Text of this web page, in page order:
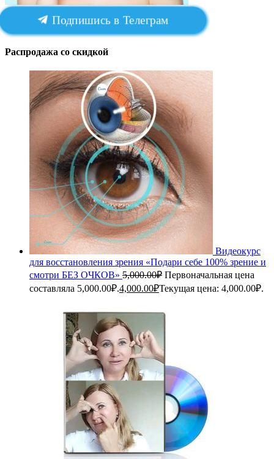
Подпишись в Телеграм
Распродажа со скидкой
Видеокурс
для восстановления зрения «Подари себе 100% зрение и
смотри БЕЗ ОЧКОВ» 5,000.00₽ Первоначальная цена
составляла 5,000.00₽.4,000.00₽Текущая цена: 4,000.00₽.